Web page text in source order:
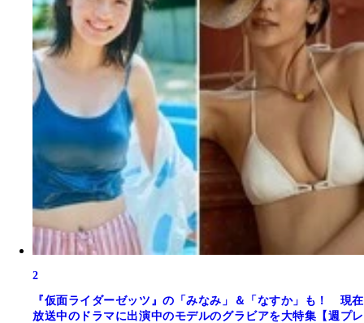
2
『仮面ライダーゼッツ』の「みなみ」＆「なすか」も！ 現在
放送中のドラマに出演中のモデルのグラビアを大特集【週プレ